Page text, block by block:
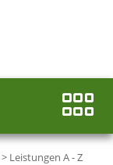
> Leistungen A - Z